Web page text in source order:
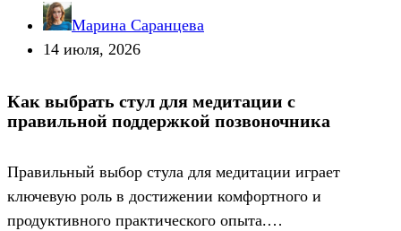
Марина Саранцева
14 июля, 2026
Как выбрать стул для медитации с
правильной поддержкой позвоночника
Правильный выбор стула для медитации играет
ключевую роль в достижении комфортного и
продуктивного практического опыта.…